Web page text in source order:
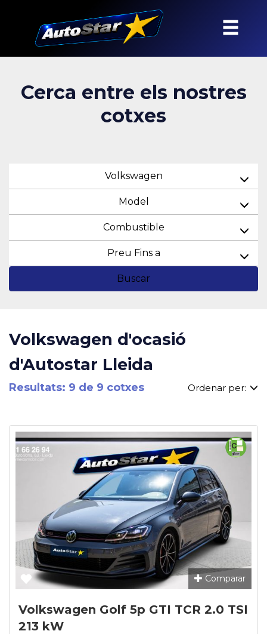
Cerca entre els nostres
cotxes
Volkswagen
Model
Combustible
Preu Fins a
Buscar
Volkswagen d'ocasió
d'Autostar Lleida
Resultats: 9 de 9 cotxes Ordenar per:
Comparar
Volkswagen Golf 5p GTI TCR 2.0 TSI
213 kW